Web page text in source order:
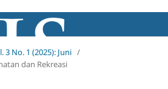
3 No. 1 (2025): Juni /
dan Rekreasi